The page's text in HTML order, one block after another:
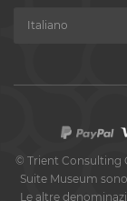
© Trient Consulting
Suite Museum
Le altre